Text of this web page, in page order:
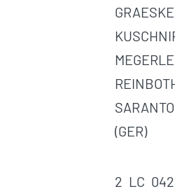
(GER)
2 LC